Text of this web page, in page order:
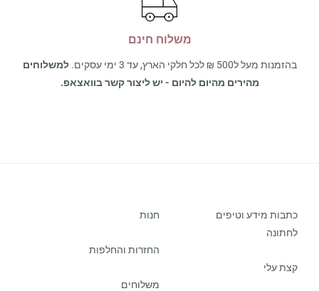
משלוח חינם
בהזמנות מעל ל500 ₪ לכל חלקי הארץ, עד 3 ימי עסקים.
למשלוחים
מהירים מהיום להיום - יש ליצור קשר בוואצאפ.
כתבות מידע וטיפים
לחתונה
קצת עלי
חנות
החזרות והחלפות
משלוחים